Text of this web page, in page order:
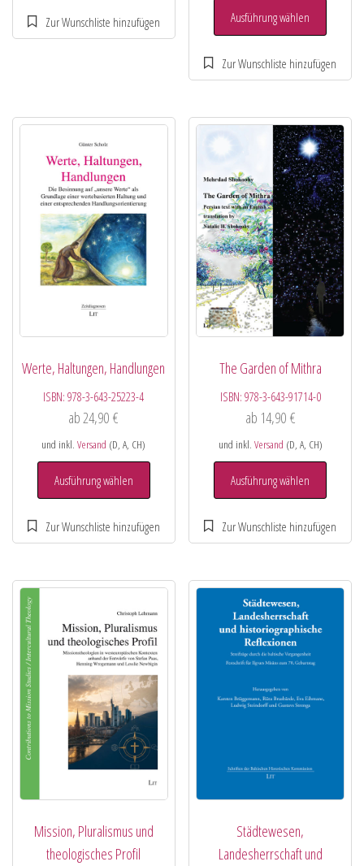
Ausführung wählen
Werte, Haltungen, Handlungen
ISBN:978-3-643-25223-4
ab24,90€
und inkl.Versand (D, A, CH)
Ausführung wählen
The Garden of Mithra
ISBN: 978-3-643-91714-0
ab 14,90 €
und inkl. Versand (D, A, CH)
Ausführung wählen
Mission, Pluralismus und
theologisches Profil
Städtewesen,
Landesherrschaft und